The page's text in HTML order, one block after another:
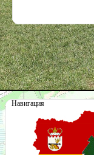
Навигация